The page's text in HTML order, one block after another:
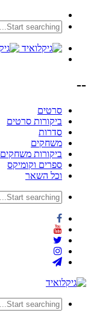
--
סרטים
ביקורות סרטים
סדרות
משחקים
ביקורות משחקים
ספרים וקומיקס
וכל השאר